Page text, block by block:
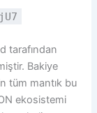
tarafından
Bakiye
tüm mantık bu
ekosistemi